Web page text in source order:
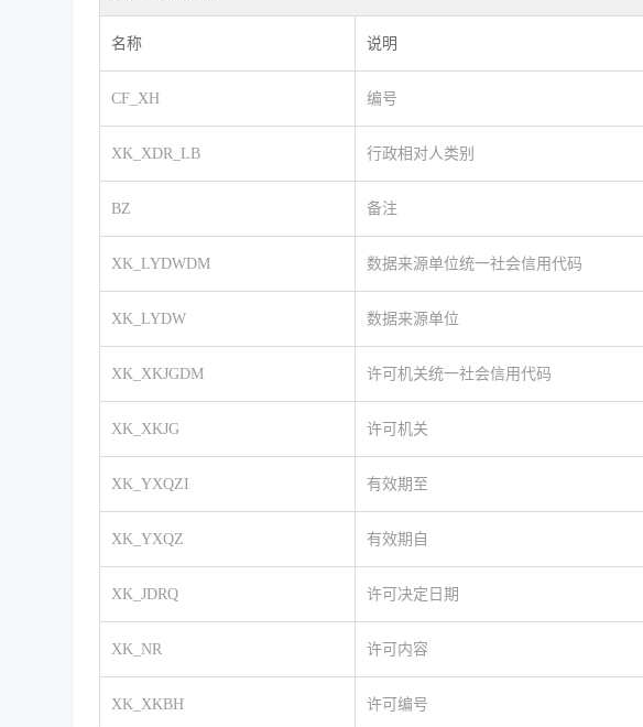
名称 说明
CF_XH 编号
XK_XDR_LB 行政相对人类别
BZ 备注
XK_LYDWDM 数据来源单位统一社会信用代码
XK_LYDW 数据来源单位
XK_XKJGDM 许可机关统一社会信用代码
XK_XKJG 许可机关
XK_YXQZI 有效期至
XK_YXQZ 有效期自
XK_JDRQ 许可决定日期
XK_NR 许可内容
XK_XKBH 许可编号